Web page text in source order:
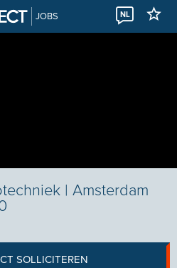
JOBS NL
| Amsterdam
SOLLICITEREN